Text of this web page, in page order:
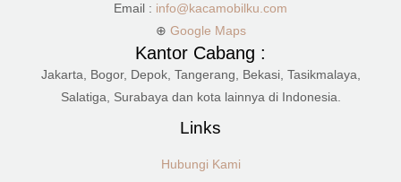
Email : info@kacamobilku.com
⊕ Google Maps
Kantor Cabang :
Jakarta, Bogor, Depok, Tangerang, Bekasi, Tasikmalaya,
Salatiga, Surabaya dan kota lainnya di Indonesia.
Links
Hubungi Kami